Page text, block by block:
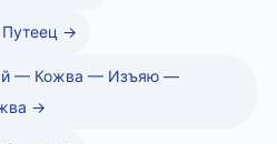
→
— Кожва — Изъяю —
→